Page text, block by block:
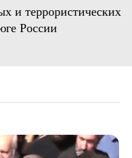
и террористических
России